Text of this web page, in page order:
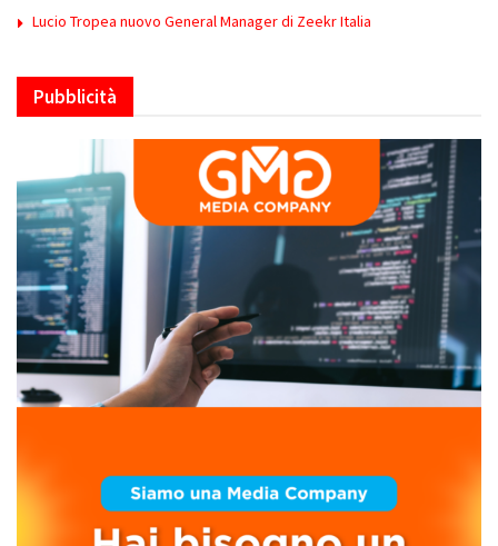
Lucio Tropea nuovo General Manager di Zeekr Italia
Pubblicità